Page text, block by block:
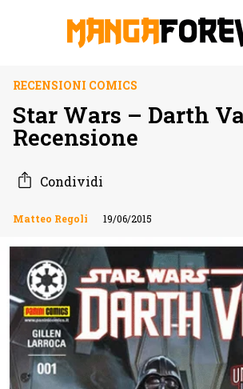
RECENSIONI COMICS
Star Wars – Darth
Recensione
Condividi
Matteo Regoli 19/06/2015